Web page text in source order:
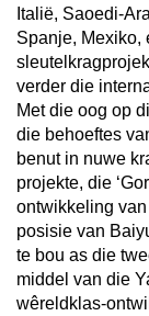
Italië, Saoedi-
Spanje, Mexiko,
verder die
Met die oog op
die behoeftes
benut in nuwe
projekte, die
ontwikkeling
posisie van
te bou as die
middel van die
wêreldklas-